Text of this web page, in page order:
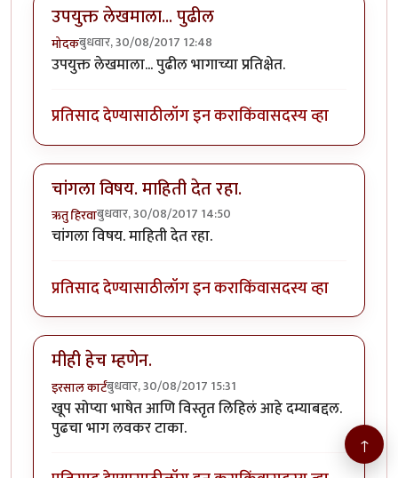
उपयुक्त लेखमाला... पुढील
मोदकबुधवार, 30/08/2017 12:48
उपयुक्त लेखमाला... पुढील भागाच्या प्रतिक्षेत.
प्रतिसाद देण्यासाठीलॉग इन कराकिंवासदस्य व्हा
चांगला विषय. माहिती देत रहा.
ऋतु हिरवाबुधवार, 30/08/2017 14:50
चांगला विषय. माहिती देत रहा.
प्रतिसाद देण्यासाठीलॉग इन कराकिंवासदस्य व्हा
मीही हेच म्हणेन.
इरसाल कार्टंबुधवार, 30/08/2017 15:31
खूप सोप्या भाषेत आणि विस्तृत लिहिलं आहे दम्याबद्दल.
पुढचा भाग लवकर टाका.
↑